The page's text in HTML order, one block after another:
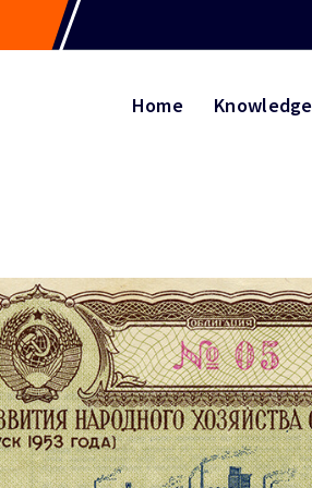
Home Knowledge